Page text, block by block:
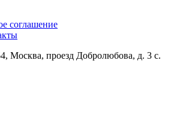
соглашение
Москва, проезд Добролюбова, д. 3 с.